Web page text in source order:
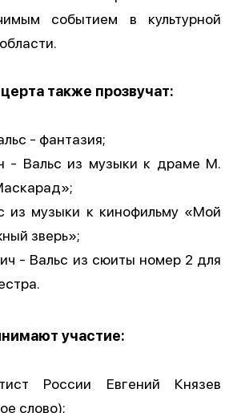
событием в культурной
также прозвучат:
- фантазия;
- Вальс из музыки к драме М.
из музыки к кинофильму «Мой
зверь»;
- Вальс из сюиты номер 2 для
участие:
России Евгений Князев
слово);